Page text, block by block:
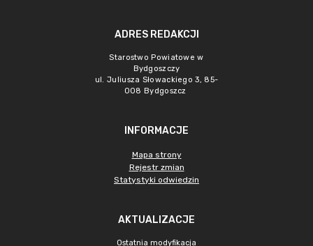
ADRES REDAKCJI
Starostwo Powiatowe w
Bydgoszczy
ul. Juliusza Słowackiego 3, 85-
008 Bydgoszcz
INFORMACJE
Mapa strony
Rejestr zmian
Statystyki odwiedzin
AKTUALIZACJE
Ostatnia modyfikacja